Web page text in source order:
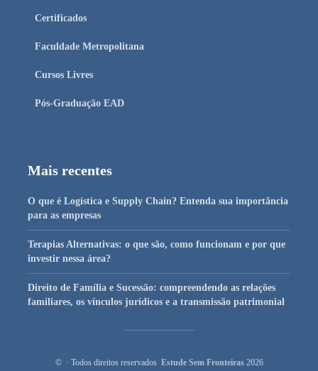
Certificados
Faculdade Metropolitana
Cursos Livres
Pós-Graduação EAD
Mais recentes
O que é Logística e Supply Chain? Entenda sua importância
para as empresas
Terapias Alternativas: o que são, como funcionam e por que
investir nessa área?
Direito de Família e Sucessão: compreendendo as relações
familiares, os vínculos jurídicos e a transmissão patrimonial
© · Todos direitos reservados Estude Sem Fronteiras 2026